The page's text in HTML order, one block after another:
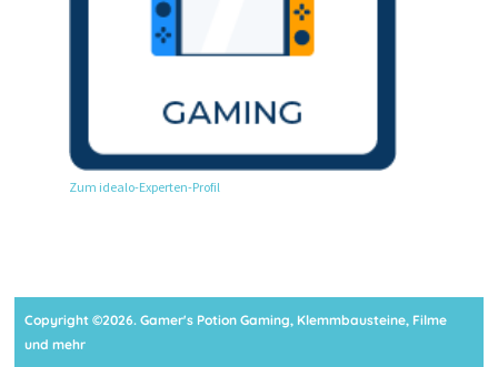
Zum idealo-Experten-Profil
Copyright ©2026. Gamer's Potion Gaming, Klemmbausteine, Filme
und mehr